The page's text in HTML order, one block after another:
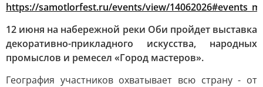
https://samotlorfest.ru/events/view/
12 июня на набережной реки Оби пройдет выставка
декоративно-прикладного искусства, народных
промыслов и ремесел «Город мастеров».
География участников охватывает всю страну - от